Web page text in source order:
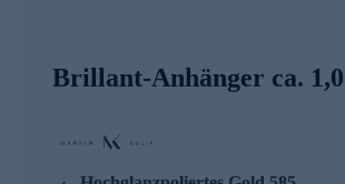
Brillant-Anhänger ca.